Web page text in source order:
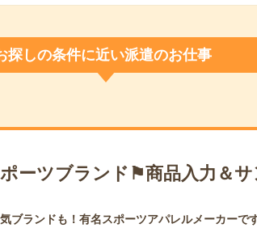
探しの条件に近い派遣のお仕事
ポーツブランド⚑商品入力＆サ
ブランドも！有名スポーツアパレルメーカーで